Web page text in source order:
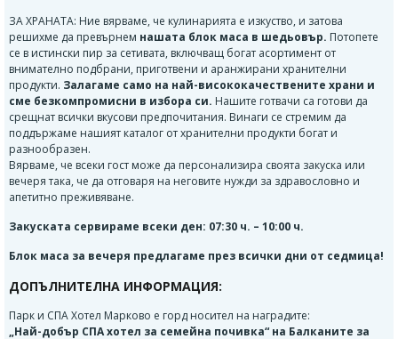
ЗА ХРАНАТА: Ние вярваме, че кулинарията е изкуство, и затова
решихме да превърнем нашата блок маса в шедьовър. Потопете
се в истински пир за сетивата, включващ богат асортимент от
внимателно подбрани, приготвени и аранжирани хранителни
продукти. Залагаме само на най-висококачествените храни и
сме безкомпромисни в избора си. Нашите готвачи са готови да
срещнат всички вкусови предпочитания. Винаги се стремим да
поддържаме нашият каталог от хранителни продукти богат и
разнообразен.
Вярваме, че всеки гост може да персонализира своята закуска или
вечеря така, че да отговаря на неговите нужди за здравословно и
апетитно преживяване.
Закуската сервираме всеки ден: 07:30 ч. – 10:00 ч.
Блок маса за вечеря предлагаме през всички дни от седмица!
ДОПЪЛНИТЕЛНА ИНФОРМАЦИЯ:
Парк и СПА Хотел Марково е горд носител на наградите:
„Най-добър СПА хотел за семейна почивка“ на Балканите за